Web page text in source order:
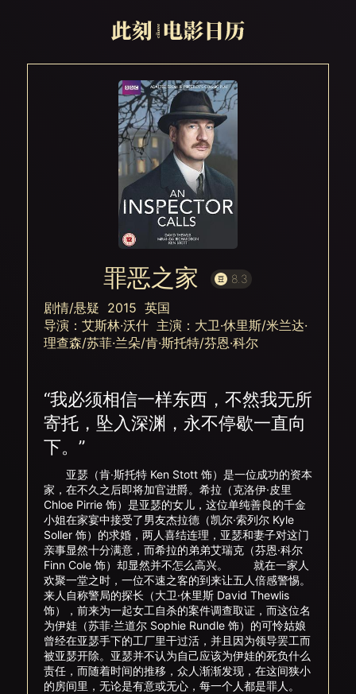
罪恶之家 8.3
剧情/悬疑 2015 英国
导演：艾斯林·沃什 主演：大卫·休里斯/米兰达·
理查森/苏菲·兰朵/肯·斯托特/芬恩·科尔
“我必须相信一样东西，不然我无所
寄托，坠入深渊，永不停歇一直向
下。”
亚瑟（肯·斯托特 Ken Stott 饰）是一位成功的资本
家，在不久之后即将加官进爵。希拉（克洛伊·皮里
Chloe Pirrie 饰）是亚瑟的女儿，这位单纯善良的千金
小姐在家宴中接受了男友杰拉德（凯尔·索列尔 Kyle
Soller 饰）的求婚，两人喜结连理，亚瑟和妻子对这门
亲事显然十分满意，而希拉的弟弟艾瑞克（芬恩·科尔
Finn Cole 饰）却显然并不怎么高兴。 就在一家人
欢聚一堂之时，一位不速之客的到来让五人倍感警惕。
来人自称警局的探长（大卫·休里斯 David Thewlis
饰），前来为一起女工自杀的案件调查取证，而这位名
为伊娃（苏菲·兰道尔 Sophie Rundle 饰）的可怜姑娘
曾经在亚瑟手下的工厂里干过活，并且因为领导罢工而
被亚瑟开除。亚瑟并不认为自己应该为伊娃的死负什么
责任，而随着时间的推移，众人渐渐发现，在这间狭小
的房间里，无论是有意或无心，每一个人都是罪人。